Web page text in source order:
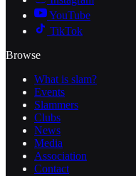
YouTube
TikTok
Browse
What is slam?
Events
Slammers
Clubs
News
Media
Association
Contact